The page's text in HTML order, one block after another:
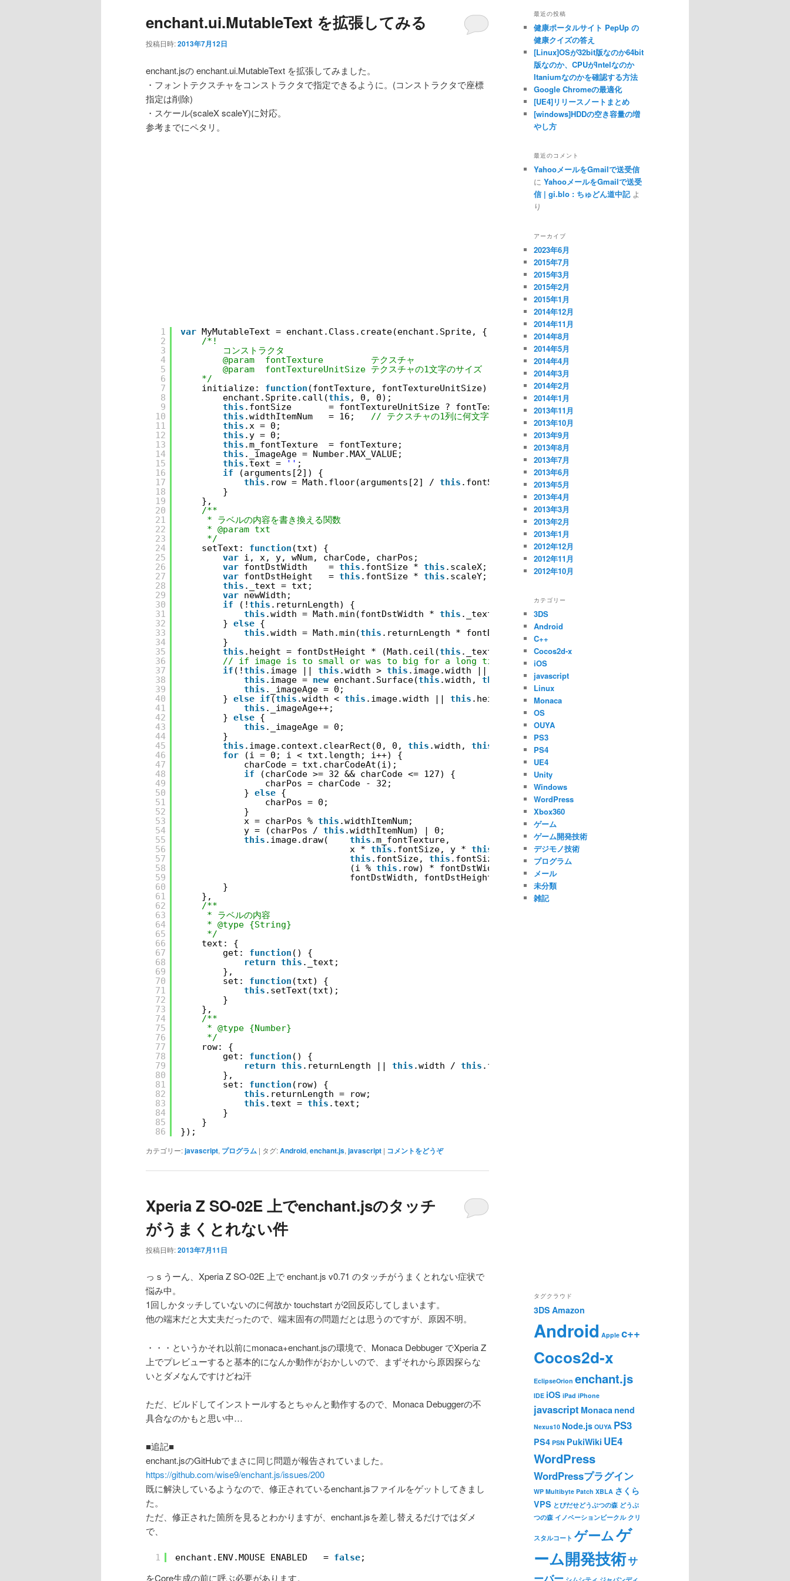
enchant.ui.MutableText を拡張してみる
投稿日時:2013年7月12日
enchant.jsの enchant.ui.MutableText を拡張してみました。
・フォントテクスチャをコンストラクタで指定できるように。(コンストラクタで座標
指定は削除)
・スケール(scaleX scaleY)に対応。
参考までにペタリ。
1
2
3
4
5
6
7
8
9
10
11
12
13
14
15
16
17
18
19
20
21
22
23
24
25
26
27
28
29
30
31
32
33
34
35
36
37
38
39
40
41
42
43
44
45
46
47
48
49
50
51
52
53
54
55
56
57
58
59
60
61
62
63
64
65
66
67
68
69
70
71
72
73
74
75
76
77
78
79
80
81
82
83
84
85
86
var
MyMutableText = enchant.Class.create(enchant.Sprite, {
/*!
コンストラクタ
@param  fontTexture         テクスチャ
@param  fontTextureUnitSize テクスチャの1文字のサイズ
*/
initialize: function (fontTexture, fontTextureUnitSize) {
enchant.Sprite.call(this , 0, 0);
this .fontSize       = fontTextureUnitSize ? fontTextureUnitSize : 16;
this .widthItemNum   = 16; // テクスチャの1列に何文字格納されてるか
this .x = 0;
this .y = 0;
this .m_fontTexture  = fontTexture;
this ._imageAge = Number.MAX_VALUE;
this .text = '' ;
if
(arguments[2]) {
this .row = Math.floor(arguments[2] / this .fontSize);
}
},
/**
* ラベルの内容を書き換える関数
* @param txt
*/
setText: function (txt) {
var i, x, y, wNum, charCode, charPos;
var fontDstWidth    = this .fontSize * this .scaleX;
var fontDstHeight   = this .fontSize * this .scaleY;
this ._text = txt;
var newWidth;
if
(!this .returnLength) {
this .width = Math.min(fontDstWidth * this ._text.length, enchant.Game.instance.width);
} else {
this .width = Math.min(this .returnLength * fontDstWidth, enchant.Game.instance.width);
}
this .height = fontDstHeight * (Math.ceil(this ._text.length / this.row) || 1);
// if image is to small or was to big for a long time create new image
if (!this .image || this .width > this .image.width || .height >
this .image = new enchant.Surface(this .width, this
.height);
this ._imageAge = 0;
} else if (this .width < this .image.width || this .height < this.image.height) {
this ._imageAge++;
} else {
this ._imageAge = 0;
}
this .image.context.clearRect(0, 0, this .width, this
.height);
for
(i = 0; i < txt.length; i++) {
charCode = txt.charCodeAt(i);
if
(charCode >= 32 && charCode <= 127) {
charPos = charCode - 32;
} else {
charPos = 0;
}
x = charPos % this .widthItemNum;
y = (charPos / this .widthItemNum) | 0;
this .image.draw( this .m_fontTexture, // テクスチャ
x * this .fontSize, y * this .fontSize, // 入力xy
this .fontSize, this .fontSize, // 入力wh
(i % this .row) * fontDstWidth, ((i / this
fontDstWidth, fontDstHeight );
}
},
/**
* ラベルの内容
* @type {String}
*/
text: {
get: function () {
return this ._text;
},
set: function (txt) {
this .setText(txt);
}
},
/**
* @type {Number}
*/
row: {
get: function () {
return this .returnLength || this .width / this .fontSize;
},
set: function (row) {
this .returnLength = row;
this .text = this .text;
}
}
});
カテゴリー:javascript, プログラム | タグ:Android, enchant.js, javascript | コメントをどうぞ
Xperia Z SO-02E 上でenchant.jsのタッチ
がうまくとれない件
投稿日時:2013年7月11日
っｓうーん、Xperia Z SO-02E 上で enchant.js v0.71 のタッチがうまくとれない症状で
悩み中。
1回しかタッチしていないのに何故か touchstart が2回反応してしまいます。
他の端末だと大丈夫だったので、端末固有の問題だとは思うのですが、原因不明。
・・・というかそれ以前にmonaca+enchant.jsの環境で、Monaca Debbuger でXperia Z
上でプレビューすると基本的になんか動作がおかしいので、まずそれから原因探らな
いとダメなんですけどね汗
ただ、ビルドしてインストールするとちゃんと動作するので、Monaca Debuggerの不
具合なのかもと思い中…
■追記■
enchant.jsのGitHubでまさに同じ問題が報告されていました。
https://github.com/wise9/enchant.js/issues/200
既に解決しているようなので、修正されているenchant.jsファイルをゲットしてきまし
た。
ただ、修正された箇所を見るとわかりますが、enchant.jsを差し替えるだけではダメ
で、
1 enchant.ENV.MOUSE_ENABLED   = false;
をCore生成の前に呼ぶ必要があります。
最近の投稿
健康ポータルサイト PepUp の
健康クイズの答え
[Linux]OSが32bit版なのか64bit
版なのか、CPUがIntelなのか
Itaniumなのかを確認する方法
Google Chromeの最適化
[UE4]リリースノートまとめ
[windows]HDDの空き容量の増
やし方
最近のコメント
YahooメールをGmailで送受信
に YahooメールをGmailで送受
信 | gi.blo : ちゅどん道中記よ
り
アーカイブ
2023年6月
2015年7月
2015年3月
2015年2月
2015年1月
2014年12月
2014年11月
2014年8月
2014年5月
2014年4月
2014年3月
2014年2月
2014年1月
2013年11月
2013年10月
2013年9月
2013年8月
2013年7月
2013年6月
2013年5月
2013年4月
2013年3月
2013年2月
2013年1月
2012年12月
2012年11月
2012年10月
カテゴリー
3DS
Android
C++
Cocos2d-x
iOS
javascript
Linux
Monaca
OS
OUYA
PS3
PS4
UE4
Unity
Windows
WordPress
Xbox360
ゲーム
ゲーム開発技術
デジモノ技術
プログラム
メール
未分類
雑記
タグクラウド
3DS Amazon
Android Apple c++
Cocos2d-x
EclipseOrion enchant.js
IDE iOS iPad iPhone
javascript Monaca nend
Nexus10 Node.js OUYA PS3
PS4 PSN PukiWiki UE4
WordPress
WordPressプラグイン
WP Multibyte Patch XBLA さくら
VPS とびだせどうぶつの森 どうぶ
つの森 イノベーションビークル クリ
スタルコート ゲームゲ
ーム開発技術サ
ーバー